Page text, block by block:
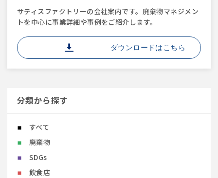
サティスファクトリーの会社案内です。廃棄物マネジメン
トを中心に事業詳細や事例をご紹介します。
ダウンロードはこちら
分類から探す
すべて
廃棄物
SDGs
飲食店